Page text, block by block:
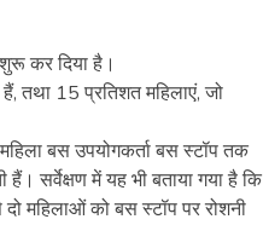
कर दिया है।
तथा 15 प्रतिशत महिलाएं, जो
बस उपयोगकर्ता बस स्टॉप तक
सर्वेक्षण में यह भी बताया गया है कि
महिलाओं को बस स्टॉप पर रोशनी